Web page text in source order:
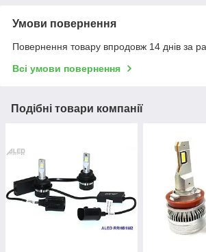
Умови повернення
Повернення товару впродовж 14 днів за
Всі умови повернення
Подібні товари компанії